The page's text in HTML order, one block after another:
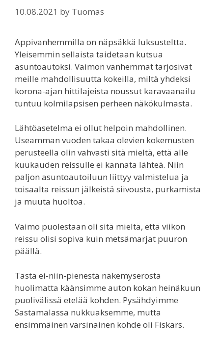
10.08.2021 by Tuomas
Appivanhemmilla on näpsäkkä luksusteltta.
Yleisemmin sellaista taidetaan kutsua
asuntoautoksi. Vaimon vanhemmat tarjosivat
meille mahdollisuutta kokeilla, miltä yhdeksi
korona-ajan hittilajeista noussut karavaanailu
tuntuu kolmilapsisen perheen näkökulmasta.
Lähtöasetelma ei ollut helpoin mahdollinen.
Useamman vuoden takaa olevien kokemusten
perusteella olin vahvasti sitä mieltä, että alle
kuukauden reissulle ei kannata lähteä. Niin
paljon asuntoautoiluun liittyy valmistelua ja
toisaalta reissun jälkeistä siivousta, purkamista
ja muuta huoltoa.
Vaimo puolestaan oli sitä mieltä, että viikon
reissu olisi sopiva kuin metsämarjat puuron
päällä.
Tästä ei-niin-pienestä näkemyserosta
huolimatta käänsimme auton kokan heinäkuun
puolivälissä etelää kohden. Pysähdyimme
Sastamalassa nukkuaksemme, mutta
ensimmäinen varsinainen kohde oli Fiskars.